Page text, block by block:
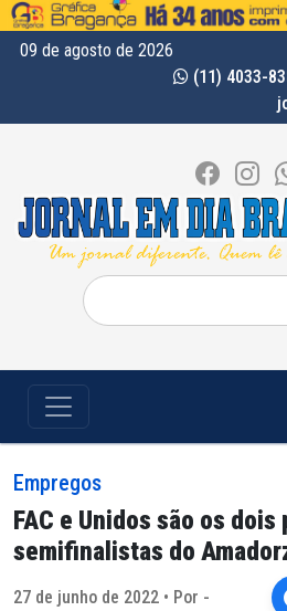
09 de agosto de 2026
(11) 4033-
Pesquisar
por:
Empregos
FAC e Unidos são os
semifinalistas do
27 de junho de 2022 • Por -